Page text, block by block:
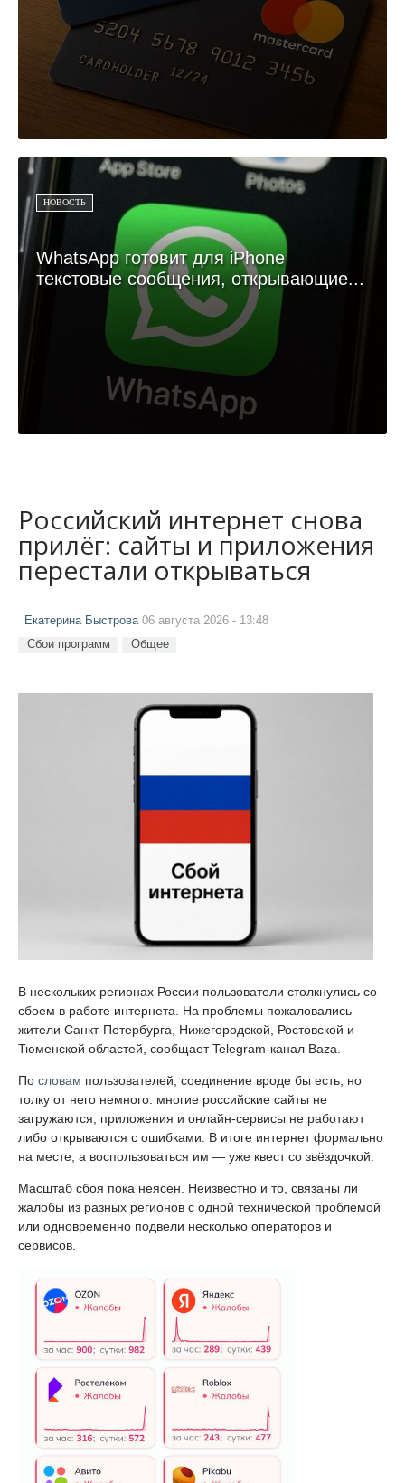
НОВОСТЬ
WhatsApp готовит для iPhone
текстовые сообщения, открывающие...
Российский интернет снова
прилёг: сайты и приложения
перестали открываться
Екатерина Быстрова06 августа 2026 - 13:48
Сбои программ Общее
В нескольких регионах России пользователи столкнулись со
сбоем в работе интернета. На проблемы пожаловались
жители Санкт-Петербурга, Нижегородской, Ростовской и
Тюменской областей, сообщает Telegram-канал Baza.
По словам пользователей, соединение вроде бы есть, но
толку от него немного: многие российские сайты не
загружаются, приложения и онлайн-сервисы не работают
либо открываются с ошибками. В итоге интернет формально
на месте, а воспользоваться им — уже квест со звёздочкой.
Масштаб сбоя пока неясен. Неизвестно и то, связаны ли
жалобы из разных регионов с одной технической проблемой
или одновременно подвели несколько операторов и
сервисов.